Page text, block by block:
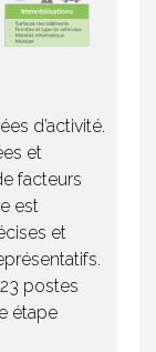
d’activité.
et
facteurs
est
et
postes
étape